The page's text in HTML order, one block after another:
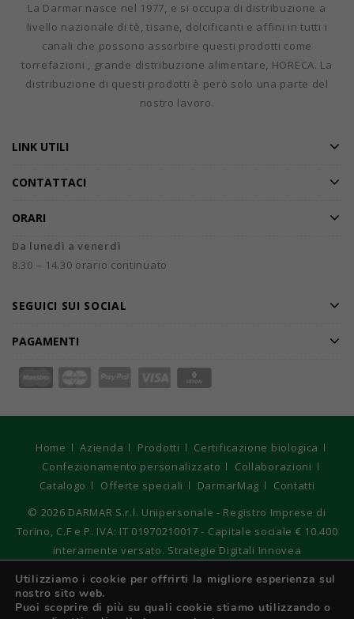
La Darmar nasce nel 1977, e si occupa di distribuzione a
livello nazionale di tè, tisane, dolcificanti e affini in tutti i
canali che possono assorbire questi prodotti come
torrefazioni , grande distribuzione alimentare, HORECA. La
distribuzione di questi prodotti è però solo una parte del
nostro lavoro.
LINK UTILI
CONTATTACI
ORARI
Da lunedì a venerdì
8.30 – 14.30 orario continuato
SEGUICI SUI SOCIAL
PAGAMENTI
Home Azienda Prodotti
Certificazione biologica
Confezionamento personalizzato
Collaborazioni
Catalogo
Offerte speciali DarmarMag
Contatti
© 2026 DARMAR S.r.l. Unipersonale - Registro Imprese di
Torino, C.F e P. IVA: IT 01970210017 - Capitale sociale € 10.400
interamente versato. Strategie Digitali Innovea
Utilizziamo i cookie per offrirti la migliore esperienza sul
nostro sito web.
Puoi scoprire di più su quali cookie stiamo utilizzando o